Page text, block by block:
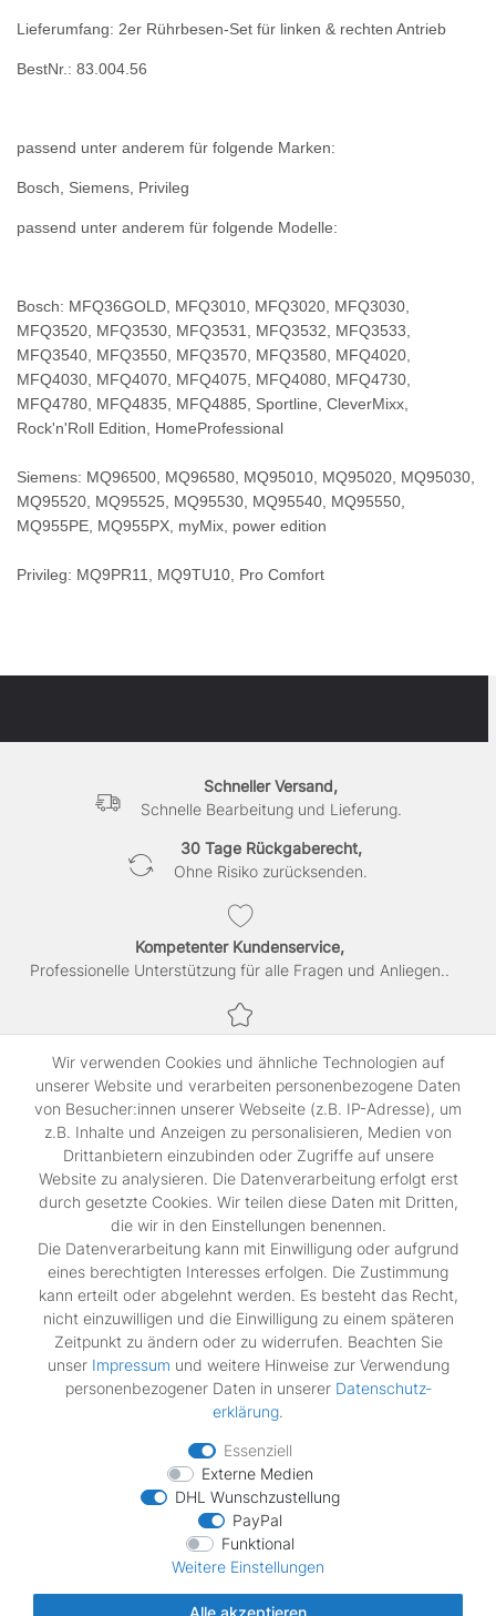
Lieferumfang: 2er Rührbesen-Set für linken & rechten Antrieb
BestNr.: 83.004.56
passend unter anderem für folgende Marken:
Bosch, Siemens, Privileg
passend unter anderem für folgende Modelle:
Bosch: MFQ36GOLD, MFQ3010, MFQ3020, MFQ3030,
MFQ3520, MFQ3530, MFQ3531, MFQ3532, MFQ3533,
MFQ3540, MFQ3550, MFQ3570, MFQ3580, MFQ4020,
MFQ4030, MFQ4070, MFQ4075, MFQ4080, MFQ4730,
MFQ4780, MFQ4835, MFQ4885, Sportline, CleverMixx,
Rock'n'Roll Edition, HomeProfessional
Siemens: MQ96500, MQ96580, MQ95010, MQ95020, MQ95030,
MQ95520, MQ95525, MQ95530, MQ95540, MQ95550,
MQ955PE, MQ955PX, myMix, power edition
Privileg: MQ9PR11, MQ9TU10, Pro Comfort
Schneller Versand,
Schnelle Bearbeitung und Lieferung.
30 Tage Rückgaberecht,
Ohne Risiko zurücksenden.
Kompetenter Kundenservice,
Professionelle Unterstützung für alle Fragen und Anliegen..
SSL-verschlüsselte Abwicklung für maximale Sicherheit.
Shop
Kontakt
Rechtliches
Widerrufs­recht
Impressum
Daten­schutz­erklärung
AGB
Vertrag widerrufen
Zahlungsarten
Wir verschicken mit
Wir verwenden Cookies und ähnliche Technologien auf
unserer Website und verarbeiten personenbezogene Daten
von Besucher:innen unserer Webseite (z.B. IP-Adresse), um
z.B. Inhalte und Anzeigen zu personalisieren, Medien von
Drittanbietern einzubinden oder Zugriffe auf unsere
Website zu analysieren. Die Datenverarbeitung erfolgt erst
durch gesetzte Cookies. Wir teilen diese Daten mit Dritten,
die wir in den Einstellungen benennen.
Die Datenverarbeitung kann mit Einwilligung oder aufgrund
eines berechtigten Interesses erfolgen. Die Zustimmung
kann erteilt oder abgelehnt werden. Es besteht das Recht,
nicht einzuwilligen und die Einwilligung zu einem späteren
Zeitpunkt zu ändern oder zu widerrufen. Beachten Sie
unser Impressum und weitere Hinweise zur Verwendung
personenbezogener Daten in unserer Daten­schutz­
erklärung.
Essenziell
Externe Medien
DHL Wunschzustellung
PayPal
Funktional
Weitere Einstellungen
Alle akzeptieren